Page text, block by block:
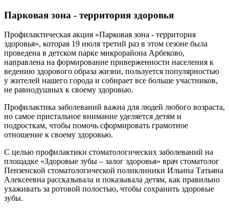
Парковая зона - территория здоровья
Профилактическая акция «Парковая зона - территория
здоровья», которая 19 июля третий раз в этом сезоне была
проведена в детском парке микрорайона Арбеково,
направлена на формирование приверженности населения к
ведению здорового образа жизни, пользуется популярностью
у жителей нашего города и собирает все больше участников,
не равнодушных к своему здоровью.
Профилактика заболеваний важна для людей любого возраста,
но самое пристальное внимание уделяется детям и
подросткам, чтобы помочь сформировать грамотное
отношение к своему здоровью.
С целью профилактики стоматологических заболеваний на
площадке «Здоровые зубы – залог здоровья» врач стоматолог
Пензенской стоматологической поликлиники Ильина Татьяна
Алексеевна рассказывала и показывала детям, как правильно
ухаживать за ротовой полостью, чтобы сохранить здоровые
зубы.